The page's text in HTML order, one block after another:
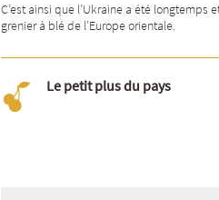
C’est ainsi que l’Ukraine a été longtemps
grenier à blé de l’Europe orientale.
Le petit plus du pays